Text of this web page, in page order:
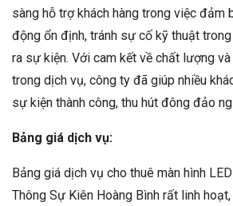
sàng hỗ trợ khách hàng trong việc đảm
động ổn định, tránh sự cố kỹ thuật
ra sự kiện. Với cam kết về chất lượng
trong dịch vụ, công ty đã giúp nhiều
sự kiện thành công, thu hút đông đảo
Bảng giá dịch vụ:
Bảng giá dịch vụ cho thuê màn hình
Thông Sự Kiên Hoàng Bình rất linh